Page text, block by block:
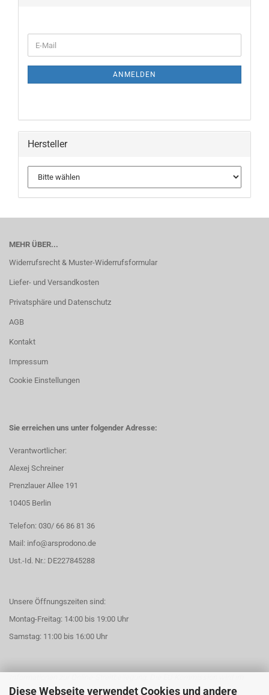
Diese Webseite verwendet Cookies und andere
ZUR
E-
Mail
ANMELDEN
Hersteller
MEHR ÜBER...
Widerrufsrecht & Muster-Widerrufsformular
Liefer- und Versandkosten
Privatsphäre und Datenschutz
AGB
Kontakt
Impressum
Cookie Einstellungen
Sie erreichen uns unter folgender Adresse:
Verantwortlicher:
Alexej Schreiner
Prenzlauer Allee 191
10405 Berlin
Telefon: 030/ 66 86 81 36
Mail: info@arsprodono.de
Ust.-Id. Nr.: DE227845288
Unsere Öffnungszeiten sind:
Montag-Freitag: 14:00 bis 19:00 Uhr
Samstag: 11:00 bis 16:00 Uhr